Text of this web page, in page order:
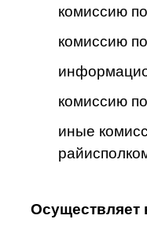
комиссию
комиссию
комиссию
иные
Осуществляет